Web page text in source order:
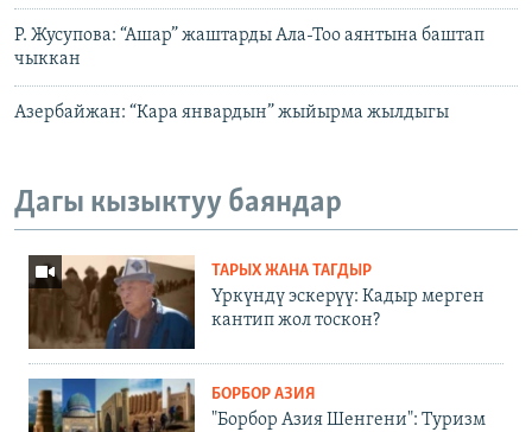
Р. Жусупова: “Ашар” жаштарды Ала-Тоо аянтына баштап
чыккан
Азербайжан: “Кара январдын” жыйырма жылдыгы
Дагы кызыктуу баяндар
ТАРЫХ ЖАНА ТАГДЫР
Үркүндү эскерүү: Кадыр мерген
кантип жол тоскон?
БОРБОР АЗИЯ
"Борбор Азия Шенгени": Туризм